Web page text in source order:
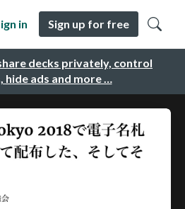
decks privately, control
hide ads and more …
in Sign up for free